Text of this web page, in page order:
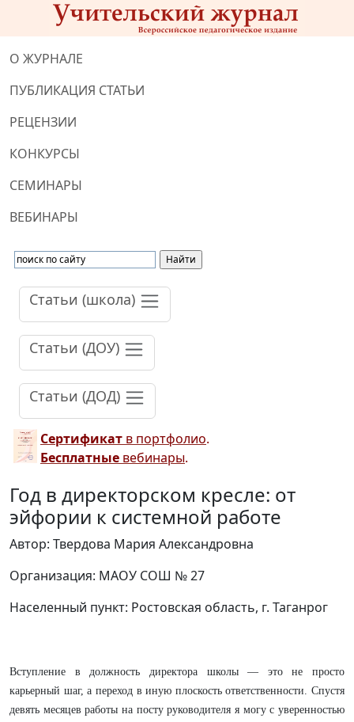
О ЖУРНАЛЕ
ПУБЛИКАЦИЯ СТАТЬИ
РЕЦЕНЗИИ
КОНКУРСЫ
СЕМИНАРЫ
ВЕБИНАРЫ
Статьи (школа)
Статьи (ДОУ)
Статьи (ДОД)
Сертификат в портфолио.
Бесплатные вебинары.
Год в директорском кресле: от
эйфории к системной работе
Автор: Твердова Мария Александровна
Организация: МАОУ СОШ № 27
Населенный пункт: Ростовская область, г. Таганрог
Вступление в должность директора школы — это не просто
карьерный шаг, а переход в иную плоскость ответственности. Спустя
девять месяцев работы на посту руководителя я могу с уверенностью